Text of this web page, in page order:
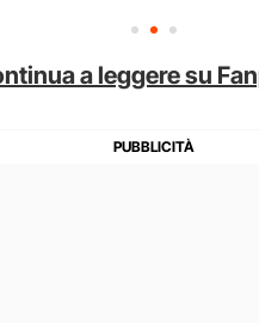
a leggere su